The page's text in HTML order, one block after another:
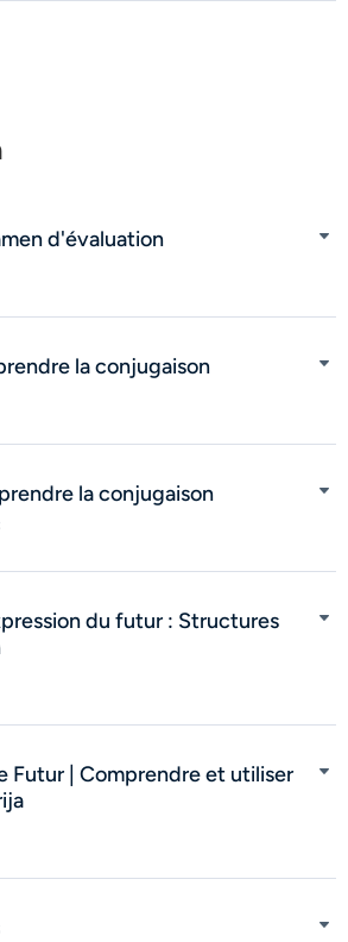
d'évaluation
la conjugaison
la conjugaison
du futur : Structures
Futur | Comprendre et utiliser